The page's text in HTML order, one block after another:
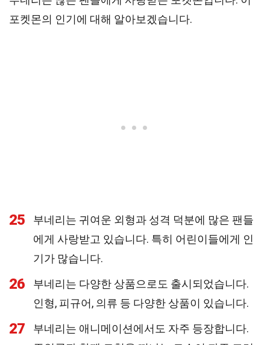
포켓몬의 인기에 대해 알아보겠습니다.
25
부네리는 귀여운 외형과 성격 덕분에 많은 팬들
에게 사랑받고 있습니다. 특히 어린이들에게 인
기가 많습니다.
26
부네리는 다양한 상품으로도 출시되었습니다.
인형, 피규어, 의류 등 다양한 상품이 있습니다.
27
부네리는 애니메이션에서도 자주 등장합니다.